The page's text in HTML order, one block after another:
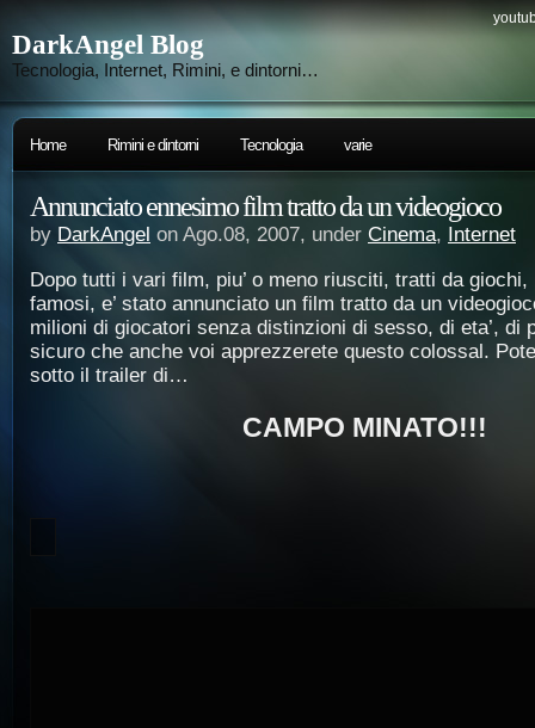
DarkAngel Blog
Tecnologia, Internet, Rimini, e dintorni…
Home Rimini e dintorni Tecnologia varie
Annunciato ennesimo film tratto da un videogioco
by DarkAngel on Ago.08, 2007, under Cinema, Internet
Dopo tutti i vari film, piu’ o meno riusciti, tratti da giochi,
famosi, e’ stato annunciato un film tratto da un
milioni di giocatori senza distinzioni di sesso, di eta’, di
sicuro che anche voi apprezzerete questo colossal.
sotto il trailer di…
CAMPO MINATO!!!